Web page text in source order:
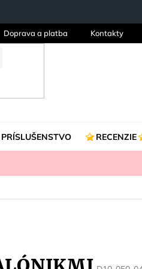
Doprava a platba Kontakty
PRÍSLUŠENSTVO RECENZIE